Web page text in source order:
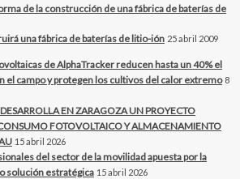
una fábrica de baterías de litio-ión 25 abril 2009
de AlphaTracker reducen hasta un 40% el
el campo y protegen los cultivos del calor extremo 8
EN ZARAGOZA UN PROYECTO
FOTOVOLTAICO Y ALMACENAMIENTO
15 abril 2026
del sector de la movilidad apuesta por la
solución estratégica 15 abril 2026